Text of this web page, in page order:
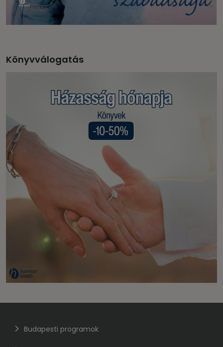
Könyvválogatás
Budapesti programok